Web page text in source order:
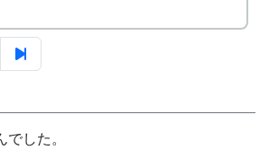
ますので、申し込みアンケート
さい。
の窓口
全推進協議会事務局
棚田も、今では、黄金色に色づ
み。秋風の中で「日本の棚田百
した。